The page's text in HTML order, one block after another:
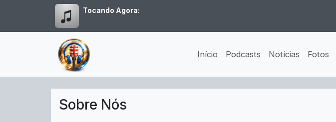
Tocando Agora:
Início Podcasts Notícias Fotos
Sobre Nós